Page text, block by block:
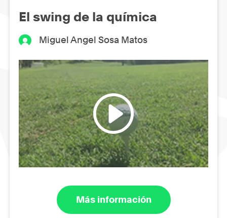
El swing de la química
Miguel Angel Sosa Matos
Más información